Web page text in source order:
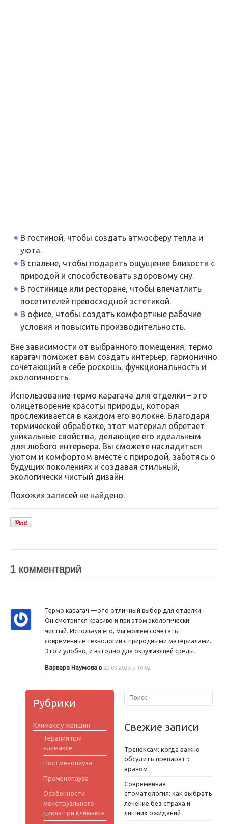
В гостиной, чтобы создать атмосферу тепла и
уюта.
В спальне, чтобы подарить ощущение близости с
природой и способствовать здоровому сну.
В гостинице или ресторане, чтобы впечатлить
посетителей превосходной эстетикой.
В офисе, чтобы создать комфортные рабочие
условия и повысить производительность.
Вне зависимости от выбранного помещения, термо
карагач поможет вам создать интерьер, гармонично
сочетающий в себе роскошь, функциональность и
экологичность.
Использование термо карагача для отделки – это
олицетворение красоты природы, которая
прослеживается в каждом его волокне. Благодаря
термической обработке, этот материал обретает
уникальные свойства, делающие его идеальным
для любого интерьера. Вы сможете насладиться
уютом и комфортом вместе с природой, заботясь о
будущих поколениях и создавая стильный,
экологически чистый дизайн.
Похожих записей не найдено.
1 комментарий
Термо карагач — это отличный выбор для отделки.
Он смотрится красиво и при этом экологически
чистый. Используя его, мы можем сочетать
современные технологии с природными материалами.
Это и удобно, и выгодно для окружающей среды.
Варвара Наумова в 22.03.2025 в 10:02
Рубрики
Климакс у женщин
Терапия при
климаксе
Постменопауза
Пременопауза
Особенности
менструального
цикла при климаксе
Свежие записи
Транексам: когда важно
обсудить препарат с
врачом
Современная
стоматология: как выбрать
лечение без страха и
лишних ожиданий